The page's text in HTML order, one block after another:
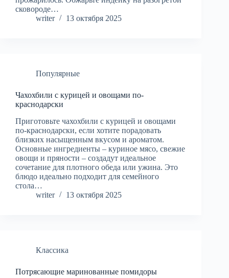
сковороде…
writer
13 октября 2025
Популярные
Чахохбили с курицей и овощами по-
краснодарски
Приготовьте чахохбили с курицей и овощами
по-краснодарски, если хотите порадовать
близких насыщенным вкусом и ароматом.
Основные ингредиенты – куриное мясо, свежие
овощи и пряности – создадут идеальное
сочетание для плотного обеда или ужина. Это
блюдо идеально подходит для семейного
стола…
writer
13 октября 2025
Классика
Потрясающие маринованные помидоры